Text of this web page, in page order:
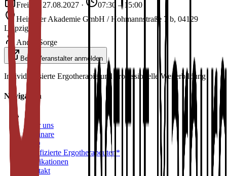
Freitag, 27.08.2027 ·
07:30 – 15:00
Heimerer Akademie GmbH / Hohmannstraße 7 b, 04129
Leipzig
André Sorge
Beim Veranstalter anmelden
Individualisierte Ergotherapie und professionelle Weiterbildung
Navigation
Start
Über uns
Seminare
FAQ
Zertifizierte Ergotherapeuten*
Publikationen
Kontakt